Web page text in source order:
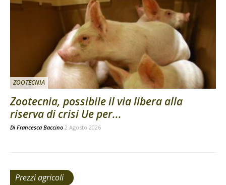
ZOOTECNIA
Zootecnia, possibile il via libera alla
riserva di crisi Ue per...
Di Francesca Baccino 2 Agosto 2026
Prezzi agricoli